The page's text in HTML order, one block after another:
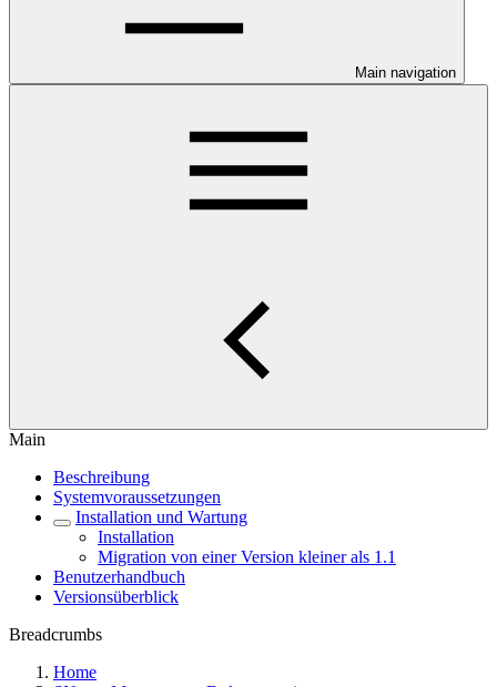
Main navigation
Main
Beschreibung
Systemvoraussetzungen
Installation und Wartung
Installation
Migration von einer Version kleiner als 1.1
Benutzerhandbuch
Versionsüberblick
Breadcrumbs
Home